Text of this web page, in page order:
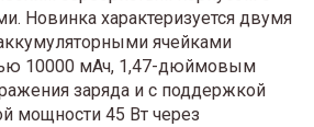
Новинка характеризуется двумя
ячейками
10000 мАч, 1,47-дюймовым
заряда и с поддержкой
мощности 45 Вт через